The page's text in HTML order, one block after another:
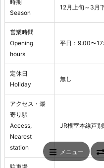
時期
Season
12月上旬～3月
営業時間
Opening
hours
平日：9:00〜
定休日
Holiday
無し
アクセス・最
寄り駅
Access,
Nearest
station
JR根室本線芦
メニュー